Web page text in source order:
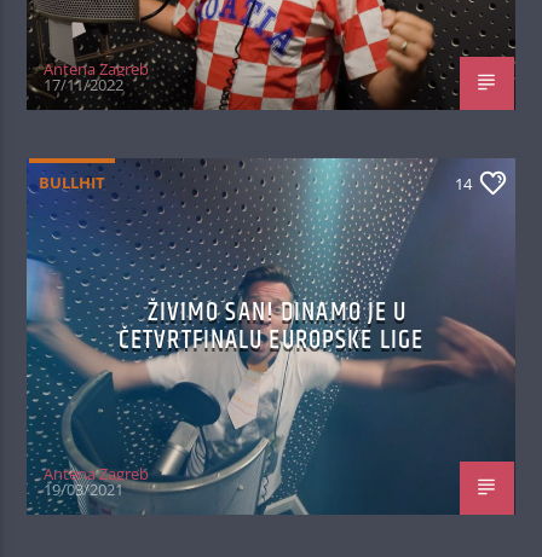
Antena Zagreb
17/11/2022
BULLHIT 14
ŽIVIMO SAN! DINAMO JE U
ČETVRTFINALU EUROPSKE LIGE
Antena Zagreb
19/03/2021